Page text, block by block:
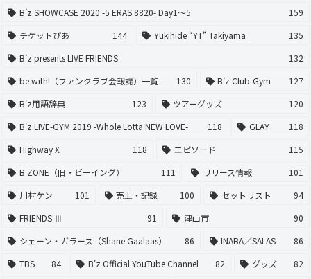
B’z SHOWCASE 2020 -5 ERAS 8820- Day1〜5
159
チケットぴあ
144 Yukihide “YT” Takiyama
135
B’z presents LIVE FRIENDS
132
be with!（ファンクラブ会報誌）一覧
130 B’z Club-Gym
127
B'z用語辞典
123 ツアーグッズ
120
B'z LIVE-GYM 2019 -Whole Lotta NEW LOVE-
118 GLAY
118
Highway X
118 エピソード
115
B ZONE（旧・ビーイング）
111 リリース情報
101
川村ケン
101 売上・記録 100 セットリスト
94
FRIENDS Ⅲ
91 津山市
90
シェーン・ガラース（Shane Gaalaas）
86 INABA／SALAS
86
TBS
84 B'z Official YouTube Channel 82 グッズ
82